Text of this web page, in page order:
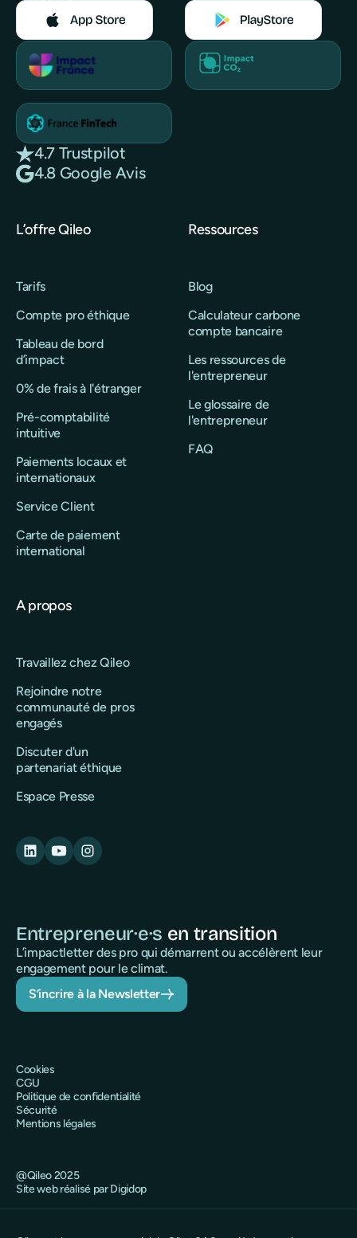
4.7 Trustpilot
4.8 Google Avis
L’offre Qileo
Tarifs
Compte pro éthique
Tableau de bord
d’impact
0% de frais à l'étranger
Pré-comptabilité
intuitive
Paiements locaux et
internationaux
Service Client
Carte de paiement
international
Ressources
Blog
Calculateur carbone
compte bancaire
Les ressources de
l'entrepreneur
Le glossaire de
l'entrepreneur
FAQ
A propos
Travaillez chez Qileo
Rejoindre notre
communauté de pros
engagés
Discuter d'un
partenariat éthique
Espace Presse
Entrepreneur·e·s en transition
L’impactletter des pro qui démarrent ou accélèrent leur
engagement pour le climat.
S’incrire à la Newsletter
@Qileo 2025
Site web réalisé par Digidop
Cookies
CGU
Politique de confidentialité
Sécurité
Mentions légales